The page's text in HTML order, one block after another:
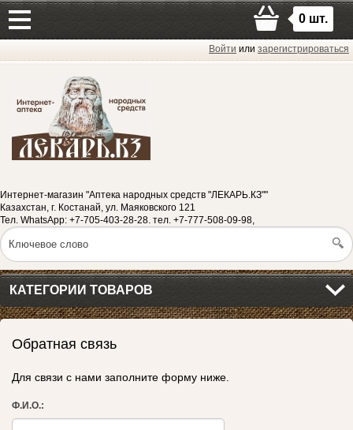
Войти или зарегистрироваться
Интернет-магазин "Аптека народных средств "ЛЕКАРЬ.КЗ""
Казахстан, г. Костанай, ул. Маяковского 121
Тел. WhatsApp: +7-705-403-28-28. тел. +7-777-508-09-98,
0 шт.
КАТЕГОРИИ ТОВАРОВ
Обратная связь
Для связи с нами заполните форму ниже.
Ф.И.О.: